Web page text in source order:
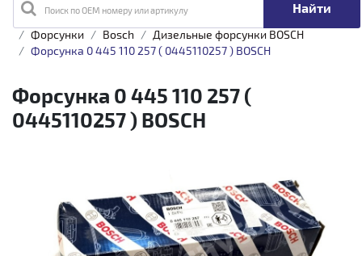
Поиск по OEM номеру или артикулу
Главная Каталог товаров
Топливная аппаратура
Форсунки
Bosch
Дизельные форсунки BOSCH
Форсунка 0 445 110 257 ( 0445110257 ) BOSCH
Форсунка 0 445 110 257 (
0445110257 ) BOSCH